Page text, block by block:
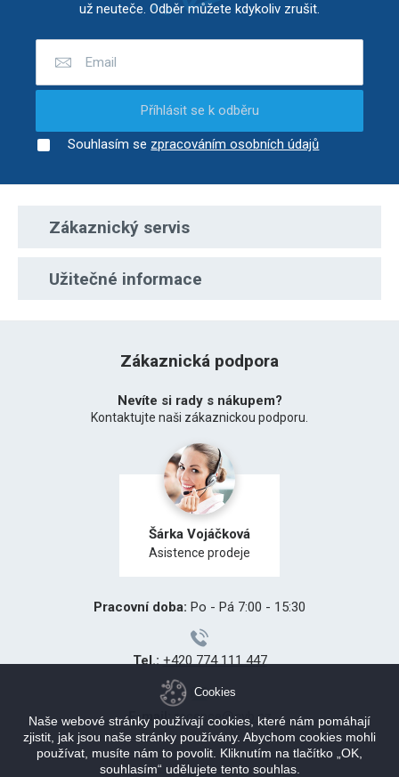
už neuteče. Odběr můžete kdykoliv zrušit.
Příhlásit se k odběru
Souhlasím se zpracováním osobních údajů
Zákaznický servis
Užitečné informace
Zákaznická podpora
Nevíte si rady s nákupem?
Kontaktujte naši zákaznickou podporu.
Šárka Vojáčková
Asistence prodeje
Pracovní doba: Po - Pá 7:00 - 15:30
Tel.:+420 774 111 447
E-mail:recepce@cvb.cz
Cookies
Naše webové stránky používají cookies, které nám pomáhají
zjistit, jak jsou naše stránky používány. Abychom cookies mohli
používat, musíte nám to povolit. Kliknutím na tlačítko „OK,
souhlasím“ udělujete tento souhlas.